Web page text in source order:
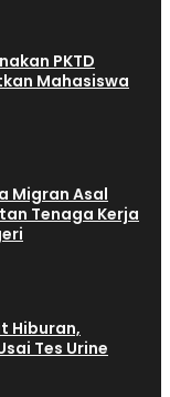
PKTD
Mahasiswa
Migran Asal
Tenaga Kerja
Hiburan,
Tes Urine